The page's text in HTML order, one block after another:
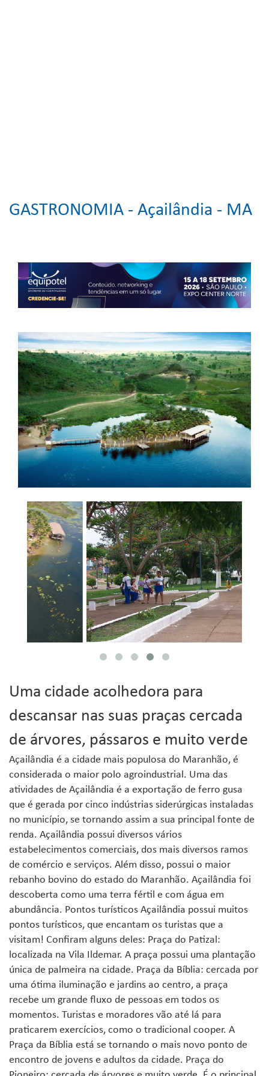
GASTRONOMIA - Açailândia - MA
Uma cidade acolhedora para
descansar nas suas praças cercada
de árvores, pássaros e muito verde
Açailândia é a cidade mais populosa do Maranhão, é
considerada o maior polo agroindustrial. Uma das
atividades de Açailândia é a exportação de ferro gusa
que é gerada por cinco indústrias siderúrgicas instaladas
no município, se tornando assim a sua principal fonte de
renda. Açailândia possui diversos vários
estabelecimentos comerciais, dos mais diversos ramos
de comércio e serviços. Além disso, possui o maior
rebanho bovino do estado do Maranhão. Açailândia foi
descoberta como uma terra fértil e com água em
abundância. Pontos turísticos Açailândia possui muitos
pontos turísticos, que encantam os turistas que a
visitam! Confiram alguns deles: Praça do Patizal:
localizada na Vila Ildemar. A praça possui uma plantação
única de palmeira na cidade. Praça da Bíblia: cercada por
uma ótima iluminação e jardins ao centro, a praça
recebe um grande fluxo de pessoas em todos os
momentos. Turistas e moradores vão até lá para
praticarem exercícios, como o tradicional cooper. A
Praça da Bíblia está se tornando o mais novo ponto de
encontro de jovens e adultos da cidade. Praça do